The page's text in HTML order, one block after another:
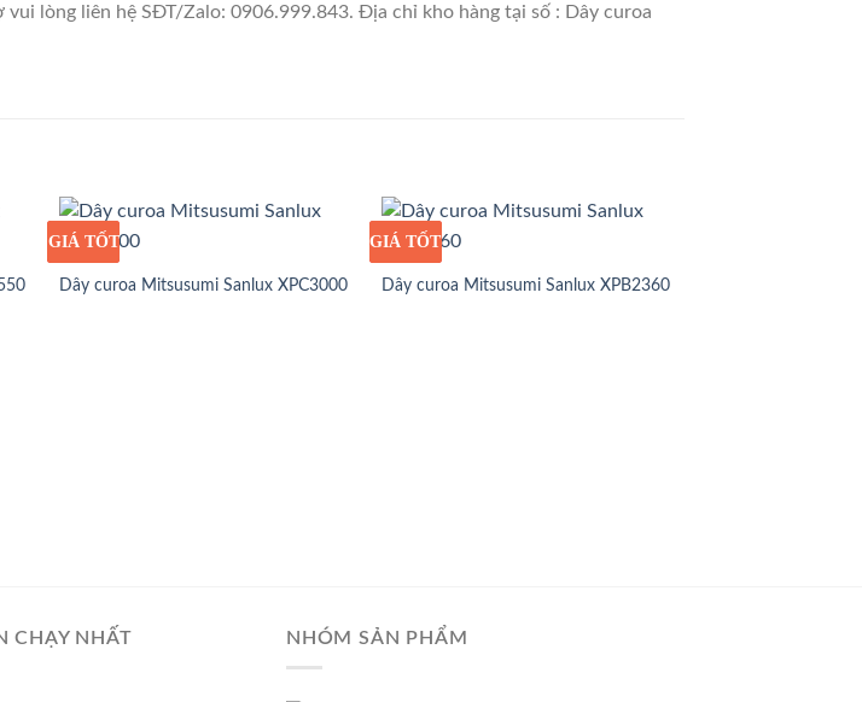
lòng liên hệ SĐT/Zalo: 0906.999.843. Địa chỉ kho hàng tại số : Dây curoa
GIÁ SỈ
GIÁ TỐT
Dây curoa Mitsusumi Sanlux XPC3000
GIÁ SỈ
GIÁ TỐT
Dây curoa Mitsusumi Sanlux XPB2360
CHẠY NHẤT NHÓM SẢN PHẨM